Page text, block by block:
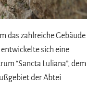
das zahlreiche Gebäude
sich eine
“Sancta Luliana”, dem
der Abtei